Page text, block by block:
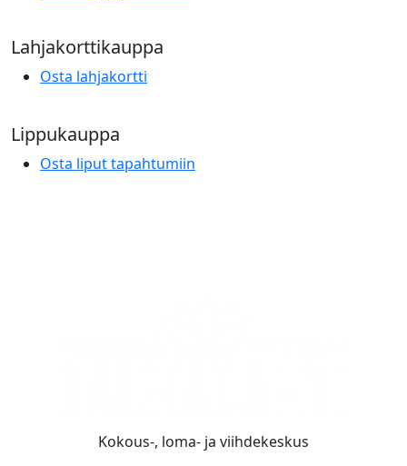
Lahjakorttikauppa
Osta lahjakortti
Lippukauppa
Osta liput tapahtumiin
Kokous-, loma- ja viihdekeskus